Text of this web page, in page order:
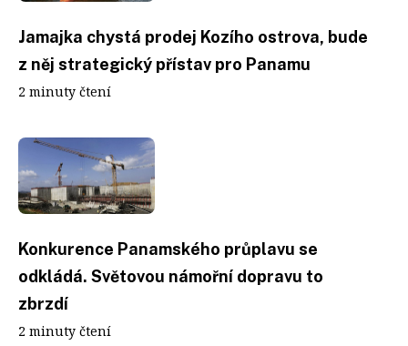
Jamajka chystá prodej Kozího ostrova, bude
z něj strategický přístav pro Panamu
2 minuty čtení
Konkurence Panamského průplavu se
odkládá. Světovou námořní dopravu to
zbrzdí
2 minuty čtení